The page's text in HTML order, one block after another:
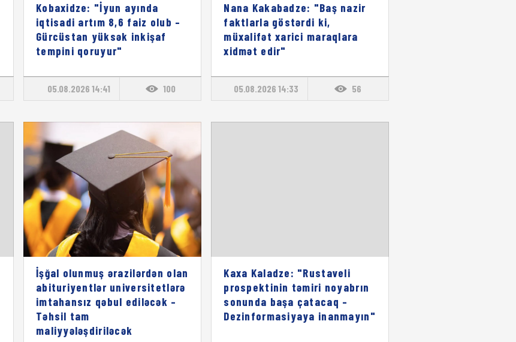
Kobaxidze: "İyun ayında
iqtisadi artım 8,6 faiz olub –
Gürcüstan yüksək inkişaf
tempini qoruyur"
05.08.2026 14:41 100
Nana Kakabadze: "Baş nazir
faktlarla göstərdi ki,
müxalifət xarici maraqlara
xidmət edir"
05.08.2026 14:33 56
İşğal olunmuş ərazilərdən olan
abituriyentlər universitetlərə
imtahansız qəbul ediləcək –
Təhsil tam
maliyyələşdiriləcək
Kaxa Kaladze: "Rustaveli
prospektinin təmiri noyabrın
sonunda başa çatacaq –
Dezinformasiyaya inanmayın"